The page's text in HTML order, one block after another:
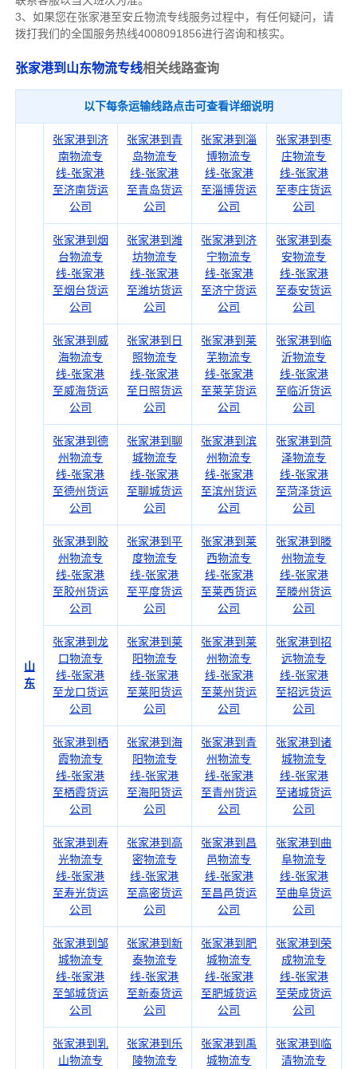
3、如果您在张家港至安丘物流专线服务过程中，有任何疑问，请
拨打我们的全国服务热线4008091856进行咨询和核实。
张家港到山东物流专线相关线路查询
以下每条运输线路点击可查看详细说明
山
东
张家港到济
南物流专
线-张家港
至济南货运
公司
张家港到青
岛物流专
线-张家港
至青岛货运
公司
张家港到淄
博物流专
线-张家港
至淄博货运
公司
张家港到枣
庄物流专
线-张家港
至枣庄货运
公司
张家港到烟
台物流专
线-张家港
至烟台货运
公司
张家港到潍
坊物流专
线-张家港
至潍坊货运
公司
张家港到济
宁物流专
线-张家港
至济宁货运
公司
张家港到泰
安物流专
线-张家港
至泰安货运
公司
张家港到威
海物流专
线-张家港
至威海货运
公司
张家港到日
照物流专
线-张家港
至日照货运
公司
张家港到莱
芜物流专
线-张家港
至莱芜货运
公司
张家港到临
沂物流专
线-张家港
至临沂货运
公司
张家港到德
州物流专
线-张家港
至德州货运
公司
张家港到聊
城物流专
线-张家港
至聊城货运
公司
张家港到滨
州物流专
线-张家港
至滨州货运
公司
张家港到菏
泽物流专
线-张家港
至菏泽货运
公司
张家港到胶
州物流专
线-张家港
至胶州货运
公司
张家港到平
度物流专
线-张家港
至平度货运
公司
张家港到莱
西物流专
线-张家港
至莱西货运
公司
张家港到滕
州物流专
线-张家港
至滕州货运
公司
张家港到龙
口物流专
线-张家港
至龙口货运
公司
张家港到莱
阳物流专
线-张家港
至莱阳货运
公司
张家港到莱
州物流专
线-张家港
至莱州货运
公司
张家港到招
远物流专
线-张家港
至招远货运
公司
张家港到栖
霞物流专
线-张家港
至栖霞货运
公司
张家港到海
阳物流专
线-张家港
至海阳货运
公司
张家港到青
州物流专
线-张家港
至青州货运
公司
张家港到诸
城物流专
线-张家港
至诸城货运
公司
张家港到寿
光物流专
线-张家港
至寿光货运
公司
张家港到高
密物流专
线-张家港
至高密货运
公司
张家港到昌
邑物流专
线-张家港
至昌邑货运
公司
张家港到曲
阜物流专
线-张家港
至曲阜货运
公司
张家港到邹
城物流专
线-张家港
至邹城货运
公司
张家港到新
泰物流专
线-张家港
至新泰货运
公司
张家港到肥
城物流专
线-张家港
至肥城货运
公司
张家港到荣
成物流专
线-张家港
至荣成货运
公司
张家港到乳
山物流专
张家港到乐
陵物流专
张家港到禹
城物流专
张家港到临
清物流专